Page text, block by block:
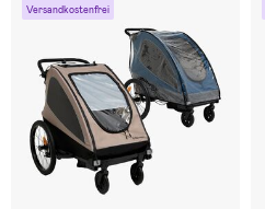
Versandkostenfrei